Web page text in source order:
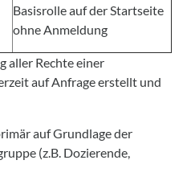
Basisrolle auf der Startseite
ohne Anmeldung
aller Rechte einer
auf Anfrage erstellt und
auf Grundlage der
(z.B. Dozierende,